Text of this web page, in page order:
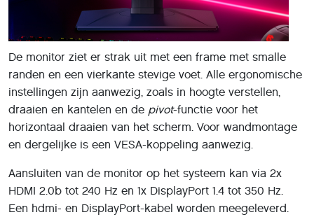
De monitor ziet er strak uit met een frame met smalle
randen en een vierkante stevige voet. Alle ergonomische
instellingen zijn aanwezig, zoals in hoogte verstellen,
draaien en kantelen en de pivot-functie voor het
horizontaal draaien van het scherm. Voor wandmontage
en dergelijke is een VESA-koppeling aanwezig.
Aansluiten van de monitor op het systeem kan via 2x
HDMI 2.0b tot 240 Hz en 1x DisplayPort 1.4 tot 350 Hz.
Een hdmi- en DisplayPort-kabel worden meegeleverd.